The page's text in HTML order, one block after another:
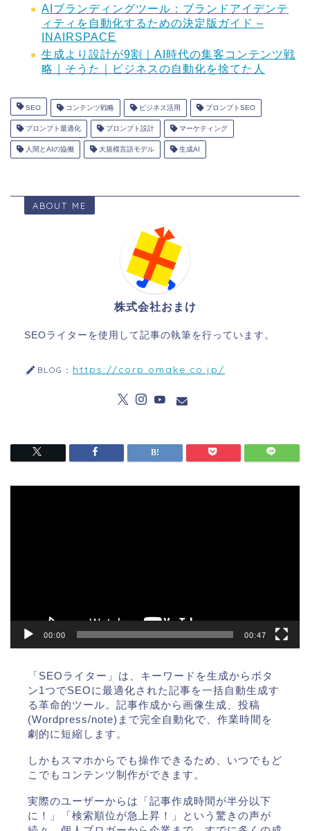
AIブランディングツール：ブランドアイデンテ
ィティを自動化するための決定版ガイド –
INAIRSPACE
生成より設計が9割｜AI時代の集客コンテンツ戦
略｜そうた｜ビジネスの自動化を捨てた人
SEO コンテンツ戦略 ビジネス活用 プロンプトSEO
プロンプト最適化 プロンプト設計 マーケティング
人間とAIの協働 大規模言語モデル 生成AI
ABOUT ME
株式会社おまけ
SEOライターを使用して記事の執筆を行っています。
BLOG： https://corp.omake.co.jp/
00:00 00:47
「SEOライター」は、キーワードを生成からボタ
ン1つでSEOに最適化された記事を一括自動生成す
る革命的ツール。記事作成から画像生成、投稿
(Wordpress/note)まで完全自動化で、作業時間を
劇的に短縮します。
しかもスマホからでも操作できるため、いつでもど
こでもコンテンツ制作ができます。
実際のユーザーからは「記事作成時間が半分以下
に！」「検索順位が急上昇！」という驚きの声が